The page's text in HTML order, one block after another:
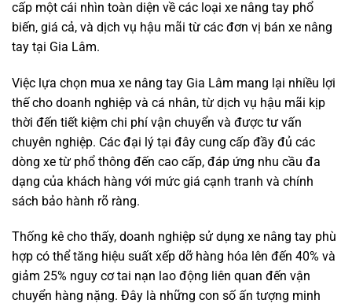
cấp một cái nhìn toàn diện về các loại xe nâng tay phổ
biến, giá cả, và dịch vụ hậu mãi từ các đơn vị bán xe nâng
tay tại Gia Lâm.
Việc lựa chọn mua xe nâng tay Gia Lâm mang lại nhiều lợi
thế cho doanh nghiệp và cá nhân, từ dịch vụ hậu mãi kịp
thời đến tiết kiệm chi phí vận chuyển và được tư vấn
chuyên nghiệp. Các đại lý tại đây cung cấp đầy đủ các
dòng xe từ phổ thông đến cao cấp, đáp ứng nhu cầu đa
dạng của khách hàng với mức giá cạnh tranh và chính
sách bảo hành rõ ràng.
Thống kê cho thấy, doanh nghiệp sử dụng xe nâng tay phù
hợp có thể tăng hiệu suất xếp dỡ hàng hóa lên đến 40% và
giảm 25% nguy cơ tai nạn lao động liên quan đến vận
chuyển hàng nặng. Đây là những con số ấn tượng minh